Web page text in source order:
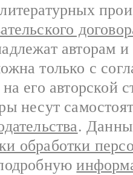
авторам
только с
его авторской
несут
.
обработки